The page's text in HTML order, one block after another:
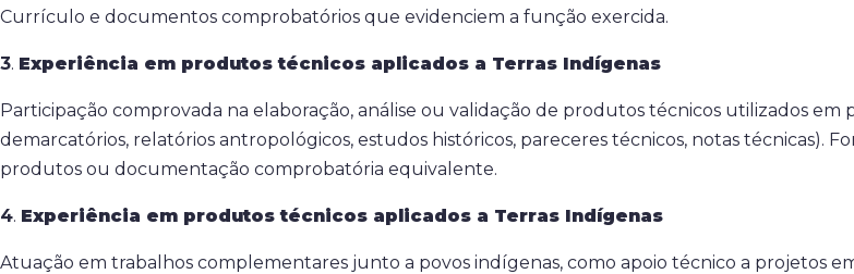
Currículo e documentos comprobatórios que evidenciem a função exercida.
3. Experiência em produtos técnicos aplicados a Terras Indígenas
Participação comprovada na elaboração, análise ou validação de produtos técnicos utilizados em
demarcatórios, relatórios antropológicos, estudos históricos, pareceres técnicos, notas técnicas).
produtos ou documentação comprobatória equivalente.
4. Experiência em produtos técnicos aplicados a Terras Indígenas
Atuação em trabalhos complementares junto a povos indígenas, como apoio técnico a projetos